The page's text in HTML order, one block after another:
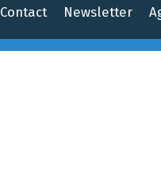
Contact Newsletter